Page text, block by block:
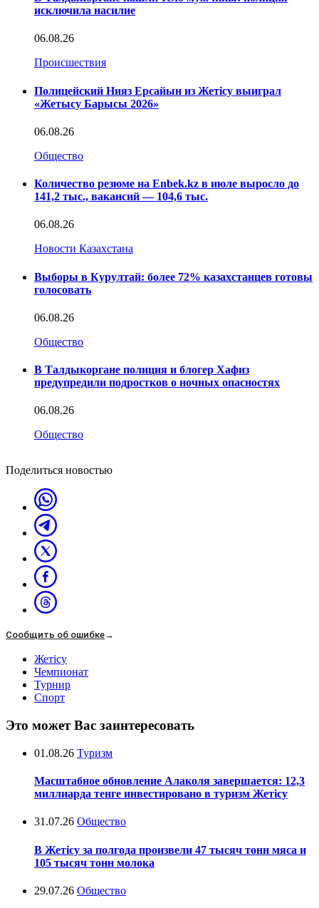
исключила насилие
06.08.26
Происшествия
Полицейский Нияз Ерсайын из Жетісу выиграл
«Жетысу Барысы 2026»
06.08.26
Общество
Количество резюме на Enbek.kz в июле выросло до
141,2 тыс., вакансий — 104,6 тыс.
06.08.26
Новости Казахстана
Выборы в Курултай: более 72% казахстанцев готовы
голосовать
06.08.26
Общество
В Талдыкоргане полиция и блогер Хафиз
предупредили подростков о ночных опасностях
06.08.26
Общество
Поделиться новостью
Сообщить об ошибке→
Жетісу
Чемпионат
Турнир
Спорт
Это может Вас заинтересовать
01.08.26 Туризм
Масштабное обновление Алаколя завершается: 12,3
миллиарда тенге инвестировано в туризм Жетісу
31.07.26 Общество
В Жетісу за полгода произвели 47 тысяч тонн мяса и
105 тысяч тонн молока
29.07.26 Общество